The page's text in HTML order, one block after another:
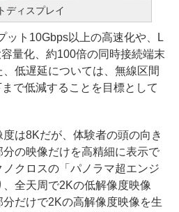
ディスプレイ
ト10Gbps以上の高速化や、L
量化、約100倍の同時接続端末
低遅延については、無線区間
で低減することを目標として
は8Kだが、体験者の頭の向き
の映像だけを高精細に表示で
クロスの「パノラマ超エンジ
全天周で2Kの低解像度映像
だけで2Kの高解像度映像を生